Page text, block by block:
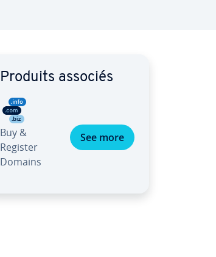
Produits associés
Buy &
Register
Domains
See more